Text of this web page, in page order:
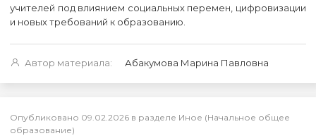
учителей под влиянием социальных перемен, цифровизации
и новых требований к образованию.
Автор материала: Абакумова Марина Павловна
Опубликовано 09.02.2026 в разделе Иное (Начальное общее
образование)